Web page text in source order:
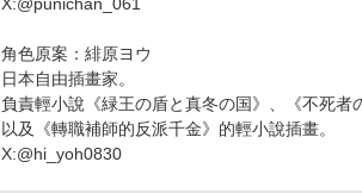
漫畫：片村ナムラ
繪有本作《轉職補師的反派千金》。
X:@nztfsg
原作：ぷにちゃん